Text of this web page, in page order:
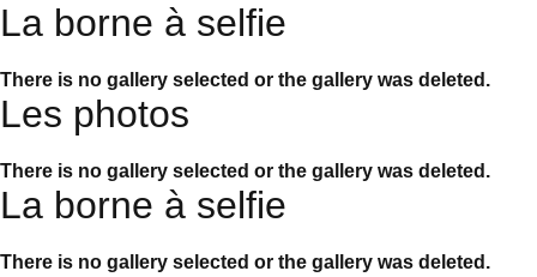
La borne à selfie
There is no gallery selected or the gallery was deleted.
Les photos
There is no gallery selected or the gallery was deleted.
La borne à selfie
There is no gallery selected or the gallery was deleted.